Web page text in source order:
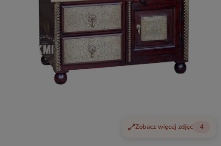
Zobacz więcej zdjęć 4